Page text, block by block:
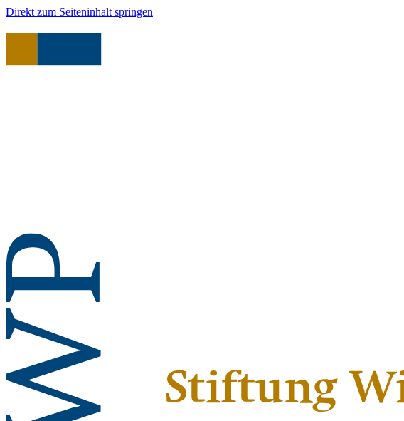
Direkt zum Seiteninhalt springen